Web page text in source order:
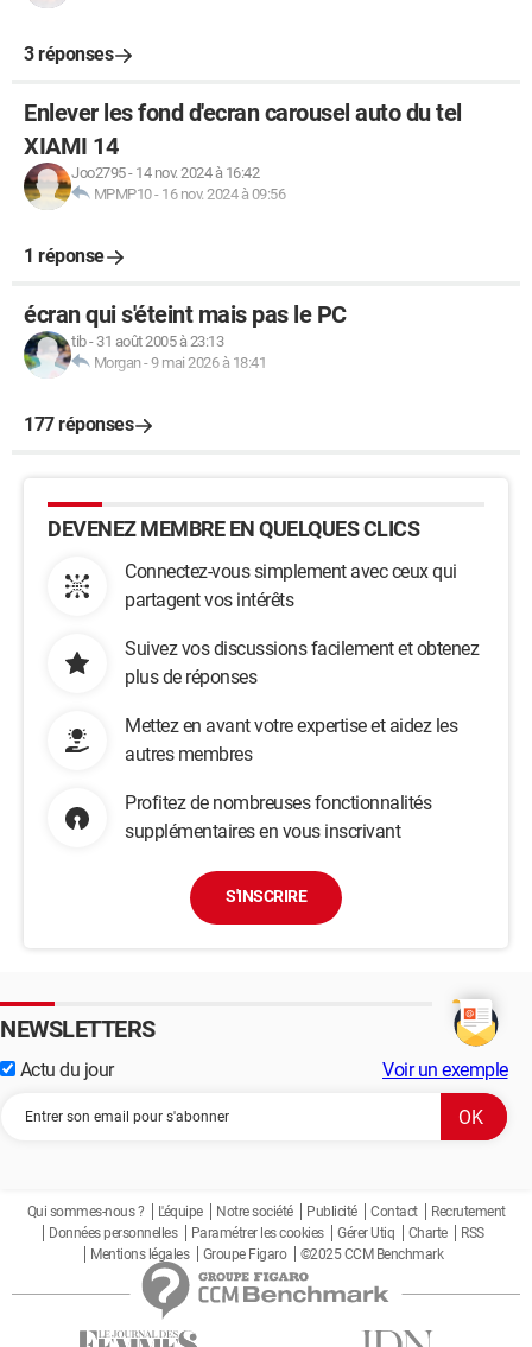
3 réponses
Enlever les fond d'ecran carousel auto du tel
XIAMI 14
Joo2795- 14 nov. 2024 à 16:42
MPMP10- 16 nov. 2024 à 09:56
1 réponse
écran qui s'éteint mais pas le PC
tib- 31 août 2005 à 23:13
Morgan-9 mai 2026 à 18:41
177 réponses
DEVENEZ MEMBRE EN QUELQUES CLICS
Connectez-vous simplement avec ceux qui
partagent vos intérêts
Suivez vos discussions facilement et obtenez
plus de réponses
Mettez en avant votre expertise et aidez les
autres membres
Profitez de nombreuses fonctionnalités
supplémentaires en vous inscrivant
S'INSCRIRE
NEWSLETTERS
Actu du jour Voir un exemple
Qui sommes-nous ? L'équipe Notre société Publicité Contact
Recrutement
Données personnelles
Paramétrer les cookies Gérer Utiq Charte
RSS
Mentions légales
Groupe Figaro ©2025 CCM Benchmark